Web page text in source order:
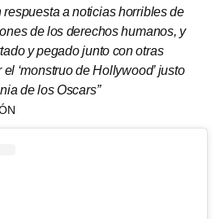
respuesta a noticias horribles de
de los derechos humanos, y
y pegado junto con otras
‘monstruo de Hollywood’ justo
de los Oscars”